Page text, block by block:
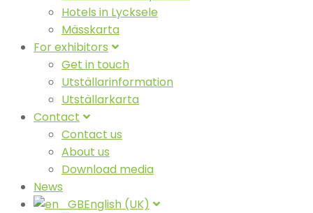
Hotels in Lycksele
Mässkarta
For exhibitors
Get in touch
Utställarinformation
Utställarkarta
Contact
Contact us
About us
Download media
News
English (UK)